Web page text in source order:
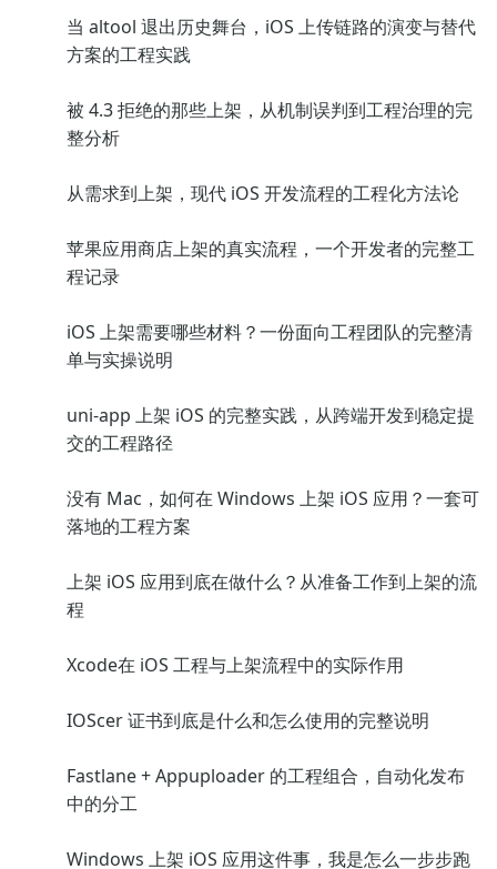
当 altool 退出历史舞台，iOS 上传链路的演变与替代
方案的工程实践
被 4.3 拒绝的那些上架，从机制误判到工程治理的完
整分析
从需求到上架，现代 iOS 开发流程的工程化方法论
苹果应用商店上架的真实流程，一个开发者的完整工
程记录
iOS 上架需要哪些材料？一份面向工程团队的完整清
单与实操说明
uni-app 上架 iOS 的完整实践，从跨端开发到稳定提
交的工程路径
没有 Mac，如何在 Windows 上架 iOS 应用？一套可
落地的工程方案
上架 iOS 应用到底在做什么？从准备工作到上架的流
程
Xcode在 iOS 工程与上架流程中的实际作用
IOScer 证书到底是什么和怎么使用的完整说明
Fastlane + Appuploader 的工程组合，自动化发布
中的分工
Windows 上架 iOS 应用这件事，我是怎么一步步跑